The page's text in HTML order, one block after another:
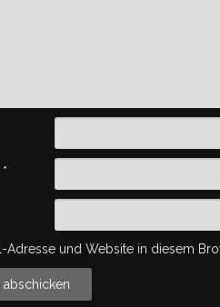
*
Adresse und Website in diesem